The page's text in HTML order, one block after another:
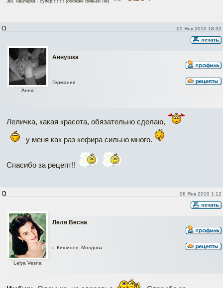
05 Янв 2010 18:32
Аннушка
Аннa
Германия
Леличка, какая красота, обязательно сделаю,
у меня как раз кефира сильно много.
Спасибо за рецепт!!
06 Янв 2010 1:12
Леля Весна
Lelya Vesna
г. Кишинёв, Молдова